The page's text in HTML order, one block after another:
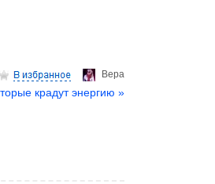
Верa
крадут энергию »